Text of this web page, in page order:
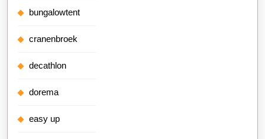
bungalowtent
cranenbroek
decathlon
dorema
easy up